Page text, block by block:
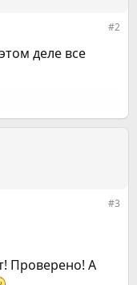
#2
деле все
#3
Проверено! А